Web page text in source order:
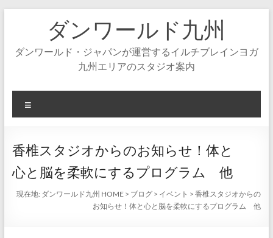
ダンワールド九州
ダンワールド・ジャパンが運営するイルチブレインヨガ
九州エリアのスタジオ案内
ニ
ー
香椎スタジオからのお知らせ！体と
心と脳を柔軟にするプログラム 他
現在地: ダンワールド九州 HOME > ブログ > イベント >香椎スタジオからの
お知らせ！体と心と脳を柔軟にするプログラム 他